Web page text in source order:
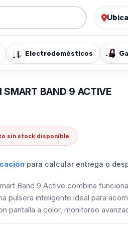
Electrodomésticos
SMART BAND 9 ACTIVE
sin stock disponible.
para calcular entrega o
Band 9 Active combina
pulsera inteligente ideal para
pantalla a color, monitoreo